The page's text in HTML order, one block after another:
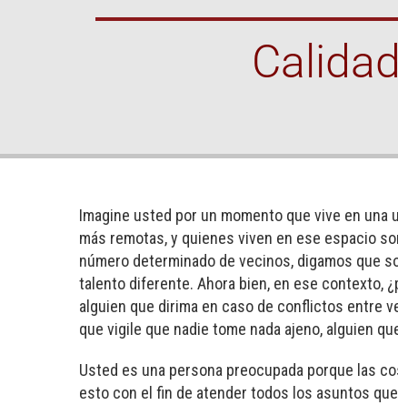
Imagine usted por un momento que vive en
más remotas, y quienes viven en ese espacio
número determinado de vecinos, digamos que
talento diferente. Ahora bien, en ese contexto,
alguien que dirima en caso de conflictos entre
que vigile que nadie tome nada ajeno, alguien
Usted es una persona preocupada porque las
esto con el fin de atender todos los asuntos